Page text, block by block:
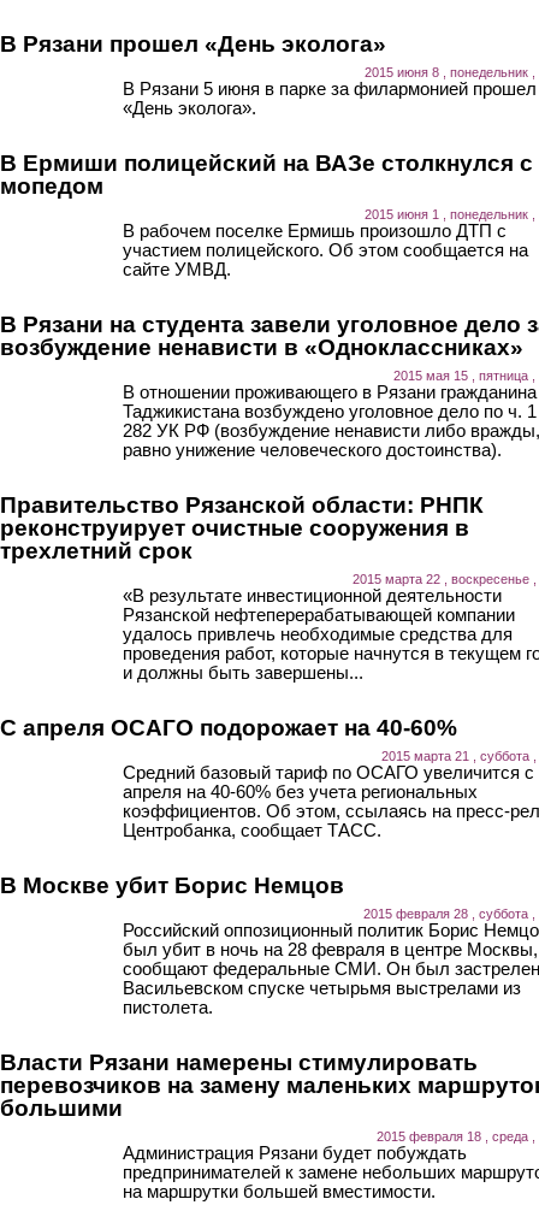
В Рязани прошел «День эколога»
2015 июня 8 , понедельник ,
В Рязани 5 июня в парке за филармонией прошел
«День эколога».
В Ермиши полицейский на ВАЗе столкнулся с
мопедом
2015 июня 1 , понедельник ,
В рабочем поселке Ермишь произошло ДТП с
участием полицейского. Об этом сообщается на
сайте УМВД.
В Рязани на студента завели уголовное дело
возбуждение ненависти в «Одноклассниках»
2015 мая 15 , пятница ,
В отношении проживающего в Рязани гражданина
Таджикистана возбуждено уголовное дело по ч. 1
282 УК РФ (возбуждение ненависти либо
равно унижение человеческого достоинства).
Правительство Рязанской области: РНПК
реконструирует очистные сооружения в
трехлетний срок
2015 марта 22 , воскресенье ,
«В результате инвестиционной деятельности
Рязанской нефтеперерабатывающей компании
удалось привлечь необходимые средства для
проведения работ, которые начнутся в текущем
и должны быть завершены...
С апреля ОСАГО подорожает на 40-60%
2015 марта 21 , суббота ,
Средний базовый тариф по ОСАГО увеличится с
апреля на 40-60% без учета региональных
коэффициентов. Об этом, ссылаясь на пресс-
Центробанка, сообщает ТАСС.
В Москве убит Борис Немцов
2015 февраля 28 , суббота ,
Российский оппозиционный политик Борис
был убит в ночь на 28 февраля в центре
сообщают федеральные СМИ. Он был
Васильевском спуске четырьмя выстрелами из
пистолета.
Власти Рязани намерены стимулировать
перевозчиков на замену маленьких
большими
2015 февраля 18 , среда ,
Администрация Рязани будет побуждать
предпринимателей к замене небольших
на маршрутки большей вместимости.